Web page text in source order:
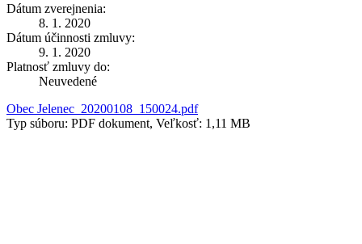
Dátum zverejnenia:
8. 1. 2020
Dátum účinnosti zmluvy:
9. 1. 2020
Platnosť zmluvy do:
Neuvedené
Obec Jelenec_20200108_150024.pdf
Typ súboru: PDF dokument, Veľkosť: 1,11 MB